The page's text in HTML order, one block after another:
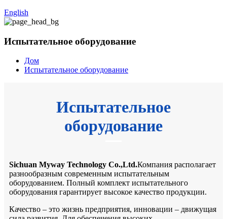
English
Испытательное оборудование
Дом
Испытательное оборудование
Испытательное
оборудование
Sichuan Myway Technology Co.,Ltd.Компания располагает
разнообразным современным испытательным
оборудованием. Полный комплект испытательного
оборудования гарантирует высокое качество продукции.
Качество – это жизнь предприятия, инновации – движущая